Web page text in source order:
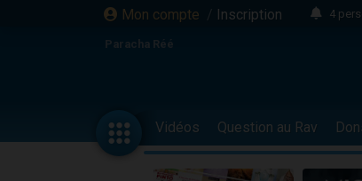
Mon compte / Inscription
4
3
13
2
Paracha Réé
Vidéos Question au Rav